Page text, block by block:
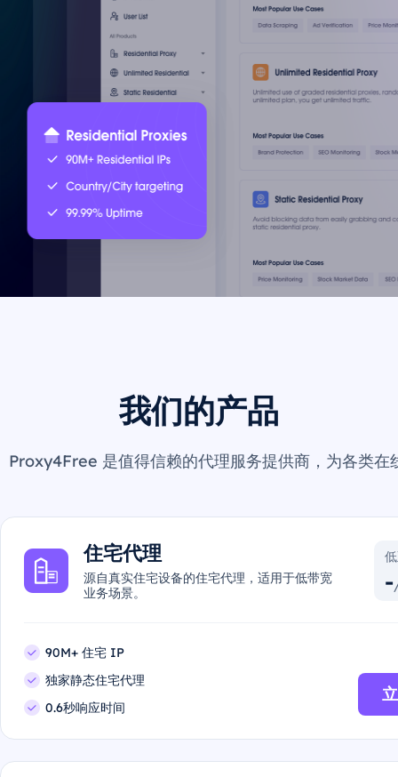
我们的产品
Proxy4Free 是值得信赖的代理服务提供商，为各类在
住宅代理
源自真实住宅设备的住宅代理，适用于低带宽
业务场景。
-
90M+ 住宅 IP
独家静态住宅代理
0.6秒响应时间